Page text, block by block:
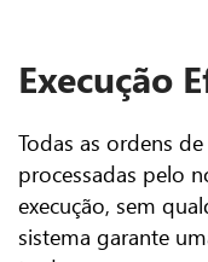
Execução
Todas as ordens
processadas pelo
execução, sem
sistema garante